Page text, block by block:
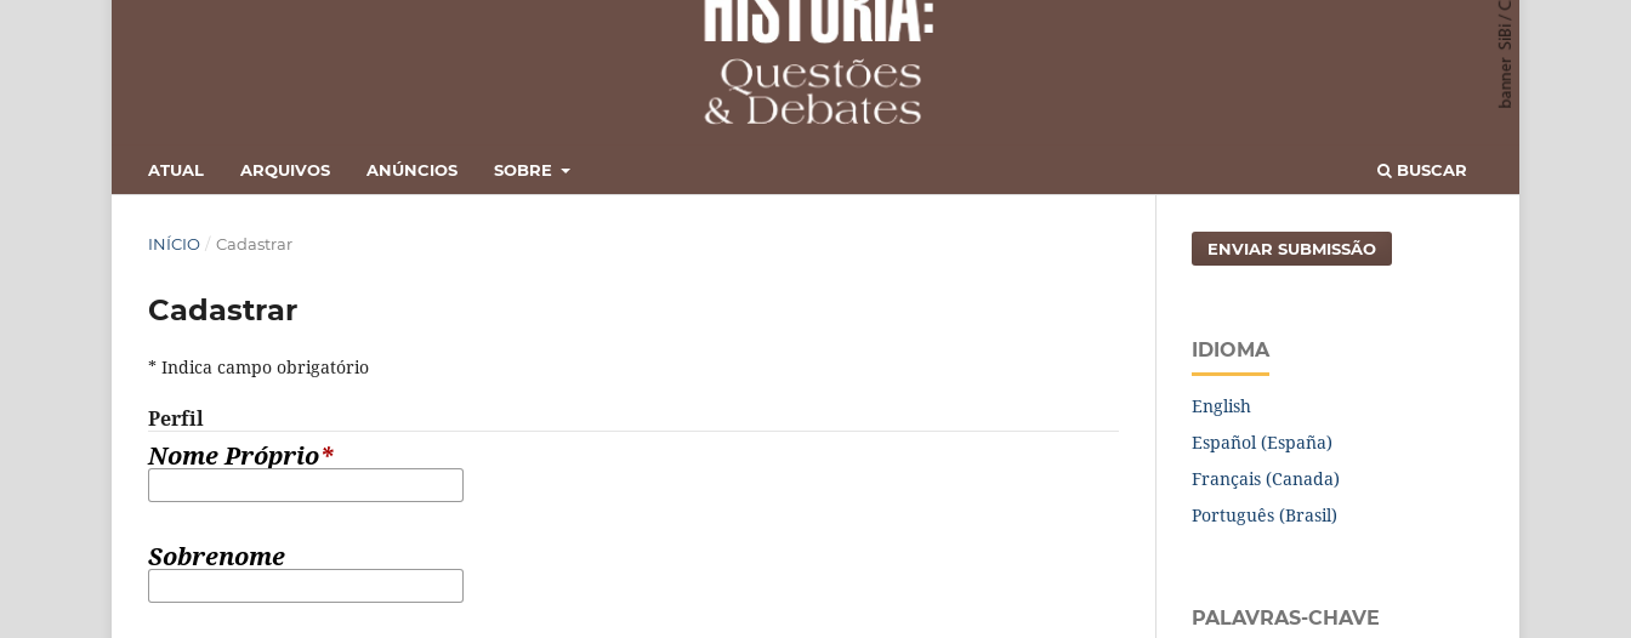
ATUAL ARQUIVOS ANÚNCIOS SOBRE BUSCAR
INÍCIO / Cadastrar
Cadastrar
* Indica campo obrigatório
Perfil
Nome Próprio*
Sobrenome
ENVIAR SUBMISSÃO
IDIOMA
English
Español (España)
Français (Canada)
Português (Brasil)
PALAVRAS-CHAVE